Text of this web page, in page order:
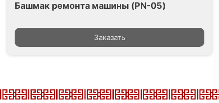
Башмак ремонта машины (PN-05)
Заказать